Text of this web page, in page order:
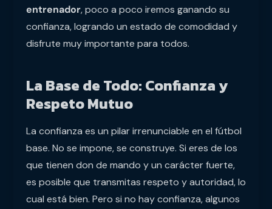
entrenador, poco a poco iremos ganando su
confianza, logrando un estado de comodidad y
disfrute muy importante para todos.
La Base de Todo: Confianza y
Respeto Mutuo
La confianza es un pilar irrenunciable en el fútbol
base. No se impone, se construye. Si eres de los
que tienen don de mando y un carácter fuerte,
es posible que transmitas respeto y autoridad, lo
cual está bien. Pero si no hay confianza, algunos